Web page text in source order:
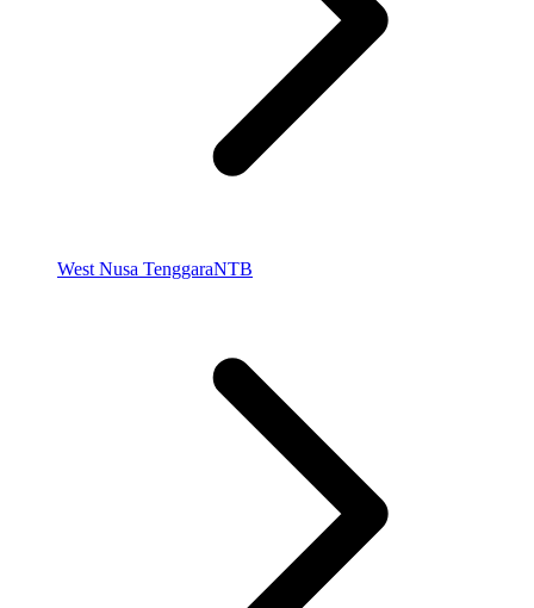
West Nusa TenggaraNTB